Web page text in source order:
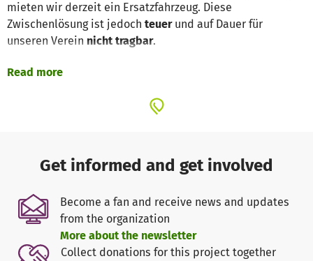
mieten wir derzeit ein Ersatzfahrzeug. Diese
Zwischenlösung ist jedoch teuerund auf Dauer für
unseren Verein nicht tragbar.
Deshalb starten wir dieses Spendenprojekt:
Service langfristig sichern zu können.
und Fahrern steht bereit – engagiert und mit viel Herz für
die Menschen im Oberen Gäu.
Helfen Sie mit – damit Mobilität und Teilhabe auch in
Zukunft möglich bleiben!
Read more
Get informed and get involved
Become a fan and receive news and updates
from the organization
More about the newsletter
Collect donations for this project together